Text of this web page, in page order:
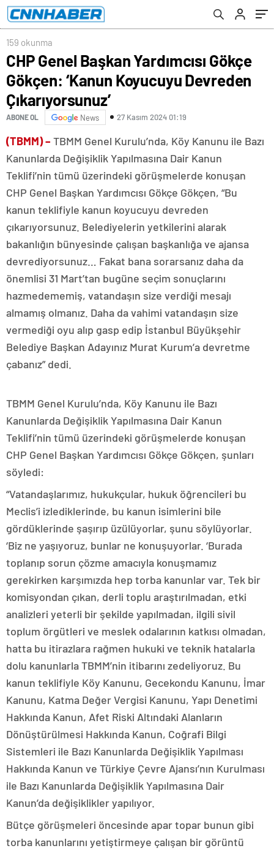
Çıkarıyorsunuz’
159 okunma
CHP Genel Başkan Yardımcısı Gökçe
Gökçen: ‘Kanun Koyucuyu Devreden
Çıkarıyorsunuz’
ABONE OL News 27 Kasım 2024 01:19
(TBMM) – TBMM Genel Kurulu’nda, Köy Kanunu ile Bazı
Kanunlarda Değişiklik Yapılmasına Dair Kanun
Teklifi’nin tümü üzerindeki görüşmelerde konuşan
CHP Genel Başkan Yardımcısı Gökçe Gökçen, “Bu
kanun teklifiyle kanun koyucuyu devreden
çıkarıyorsunuz. Belediyelerin yetkilerini alarak
bakanlığın bünyesinde çalışan başkanlığa ve ajansa
devrediyorsunuz… Fakat bana sorarsanız daha da
önemlisi 31 Mart’tan bugüne seçim sonuçlarını
hazmedememiş, vatandaşın size verdiği mesajı
almamış olmanız. Daha da vahimi vatandaşın size
vermediği oyu alıp gasp edip İstanbul Büyükşehir
Belediye Başkan Adayınız Murat Kurum’a devretme
çabanız” dedi.
TBMM Genel Kurulu’nda, Köy Kanunu ile Bazı
Kanunlarda Değişiklik Yapılmasına Dair Kanun
Teklifi’nin tümü üzerindeki görüşmelerde konuşan
CHP Genel Başkan Yardımcısı Gökçe Gökçen, şunları
söyledi:
“Vatandaşlarımız, hukukçular, hukuk öğrencileri bu
Meclis’i izlediklerinde, bu kanun isimlerini bile
gördüklerinde şaşırıp üzülüyorlar, şunu söylüyorlar.
‘Biz ne yaşıyoruz, bunlar ne konuşuyorlar. ‘Burada
toplanıp sorun çözme amacıyla konuşmamız
gerekirken karşımızda hep torba kanunlar var. Tek bir
komisyondan çıkan, derli toplu araştırılmadan, etki
analizleri yeterli bir şekilde yapılmadan, ilgili sivil
toplum örgütleri ve meslek odalarının katkısı olmadan,
hatta bu itirazlara rağmen hukuki ve teknik hatalarla
dolu kanunlarla TBMM’nin itibarını zedeliyoruz. Bu
kanun teklifiyle Köy Kanunu, Gecekondu Kanunu, İmar
Kanunu, Katma Değer Vergisi Kanunu, Yapı Denetimi
Hakkında Kanun, Afet Riski Altındaki Alanların
Dönüştürülmesi Hakkında Kanun, Coğrafi Bilgi
Sistemleri ile Bazı Kanunlarda Değişiklik Yapılması
Hakkında Kanun ve Türkiye Çevre Ajansı’nın Kurulması
ile Bazı Kanunlarda Değişiklik Yapılmasına Dair
Kanun’da değişiklikler yapılıyor.
Bütçe görüşmeleri öncesinde apar topar bunun gibi
torba kanunlarını yetiştirmeye çalışan bir görüntü